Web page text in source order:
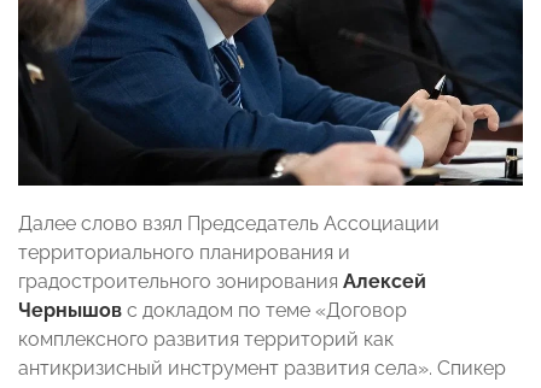
Далее слово взял Председатель Ассоциации
территориального планирования и
градостроительного зонирования Алексей
Чернышов с докладом по теме «Договор
комплексного развития территорий как
антикризисный инструмент развития села». Спикер